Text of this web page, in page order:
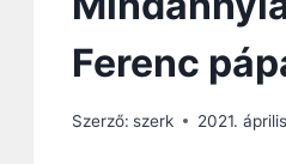
Ferenc
Szerző: szerk 2021.